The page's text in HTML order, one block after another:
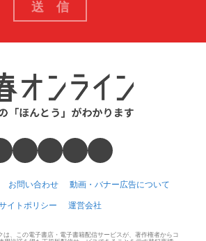
お問い合わせ 動画・バナー広告について
イトポリシー 運営会社
は、この電子書店・電子書籍配信サービスが、著作権者からコ